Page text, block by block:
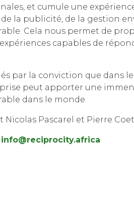
et cumule une
de la publicité, de la gestion
Cela nous permet de
capables de
par la conviction que dans
peut apporter une
dans le monde.
Pascarel et Pierre
info@reciprocity.africa